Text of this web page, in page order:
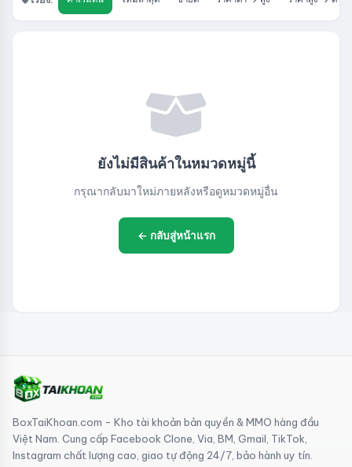
ยังไม่มีสินค้าในหมวดหมู่นี้
กรุณากลับมาใหม่ภายหลังหรือดูหมวดหมู่อื่น
← กลับสู่หน้าแรก
BoxTaiKhoan.com - Kho tài khoản bản quyền & MMO hàng đầu
Việt Nam. Cung cấp Facebook Clone, Via, BM, Gmail, TikTok,
Instagram chất lượng cao, giao tự động 24/7, bảo hành uy tín.